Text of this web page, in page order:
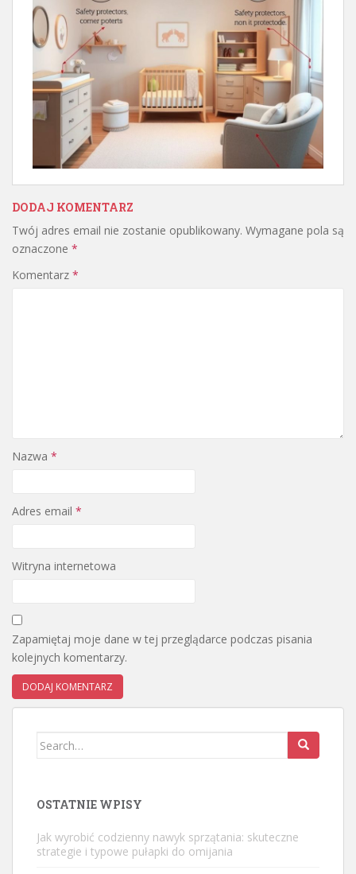
DODAJ KOMENTARZ
Twój adres email nie zostanie opublikowany. Wymagane pola są
oznaczone *
Komentarz *
Nazwa *
Adres email *
Witryna internetowa
Zapamiętaj moje dane w tej przeglądarce podczas pisania
kolejnych komentarzy.
Search
OSTATNIE WPISY
Jak wyrobić codzienny nawyk sprzątania: skuteczne
strategie i typowe pułapki do omijania